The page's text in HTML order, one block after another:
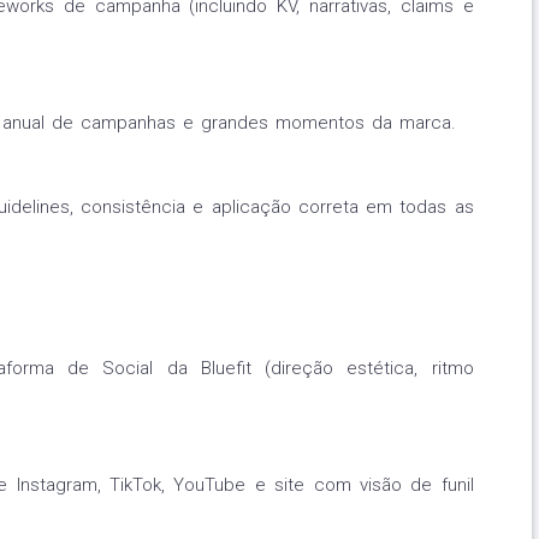
de campanha (incluindo KV, narrativas, claims e
de campanhas e grandes momentos da marca.
consistência e aplicação correta em todas as
de Social da Bluefit (direção estética, ritmo
TikTok, YouTube e site com visão de funil